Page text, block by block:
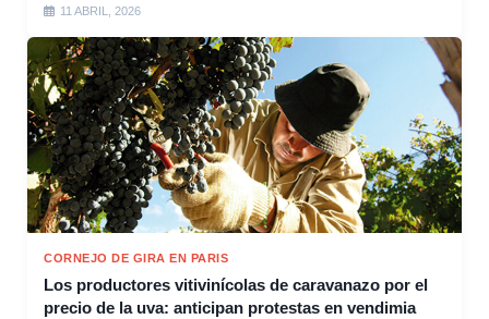
11 ABRIL, 2026
CORNEJO DE GIRA EN PARIS
Los productores vitivinícolas de caravanazo por el
precio de la uva: anticipan protestas en vendimia